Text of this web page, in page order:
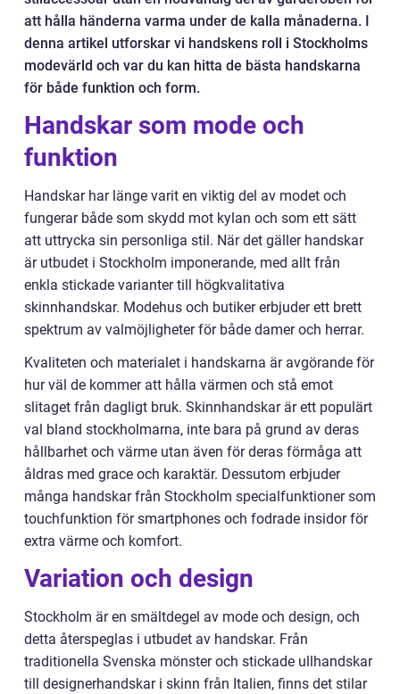
att hålla händerna varma under de kalla månaderna. I
denna artikel utforskar vi handskens roll i Stockholms
modevärld och var du kan hitta de bästa handskarna
för både funktion och form.
Handskar som mode och
funktion
Handskar har länge varit en viktig del av modet och
fungerar både som skydd mot kylan och som ett sätt
att uttrycka sin personliga stil. När det gäller handskar
är utbudet i Stockholm imponerande, med allt från
enkla stickade varianter till högkvalitativa
skinnhandskar. Modehus och butiker erbjuder ett brett
spektrum av valmöjligheter för både damer och herrar.
Kvaliteten och materialet i handskarna är avgörande för
hur väl de kommer att hålla värmen och stå emot
slitaget från dagligt bruk. Skinnhandskar är ett populärt
val bland stockholmarna, inte bara på grund av deras
hållbarhet och värme utan även för deras förmåga att
åldras med grace och karaktär. Dessutom erbjuder
många handskar från Stockholm specialfunktioner som
touchfunktion för smartphones och fodrade insidor för
extra värme och komfort.
Variation och design
Stockholm är en smältdegel av mode och design, och
detta återspeglas i utbudet av handskar. Från
traditionella Svenska mönster och stickade ullhandskar
till designerhandskar i skinn från Italien, finns det stilar